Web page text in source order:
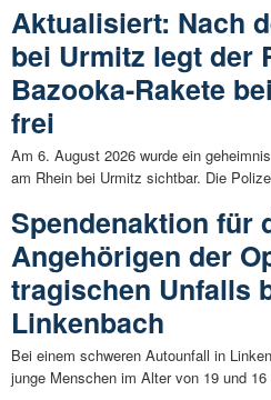
Aktualisiert: Nach
bei Urmitz legt der
Bazooka-Rakete
frei
Am 6. August 2026 wurde ein
am Rhein bei Urmitz sichtbar. Die
Spendenaktion für
Angehörigen der
tragischen Unfalls
Linkenbach
Bei einem schweren Autounfall in
junge Menschen im Alter von 19 und